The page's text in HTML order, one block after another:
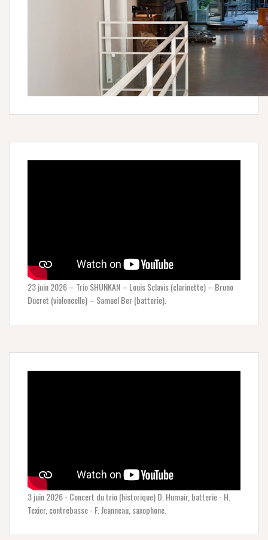
23 juin 2026 – Trio SHUNKAN – Louis Sclavis (clarinette) – Bruno
Ducret (violoncelle) – Samuel Ber (batterie).
3 juin 2026 - Concert du trio (historique) D. Humair, batterie - H.
Texier, contrebasse - F. Jeanneau, saxophone.